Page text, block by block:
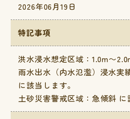
2026年06月19日
特記事項
洪水浸水想定区域：1.0m〜
雨水出水（内水氾濫）浸水実
に該当します。
土砂災害警戒区域：急傾斜 に